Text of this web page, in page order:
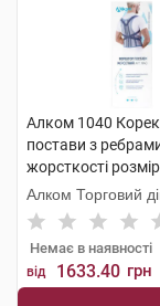
Алком 1040
постави з
жорсткості
Алком Торговий
Немає в наявності
від 1633.40 грн